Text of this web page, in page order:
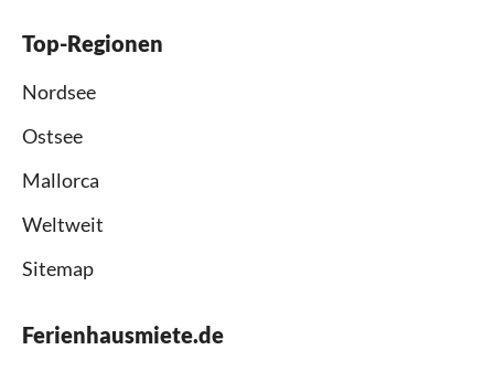
Top-Regionen
Nordsee
Ostsee
Mallorca
Weltweit
Sitemap
Ferienhausmiete.de